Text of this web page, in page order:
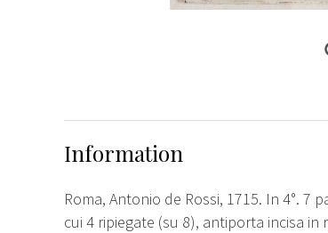
Information
Roma, Antonio de Rossi, 1715. In 4°. 7
cui 4 ripiegate (su 8), antiporta incisa